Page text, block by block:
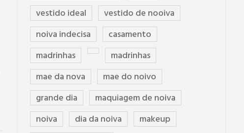
vestido ideal
vestido de nooiva
noiva indecisa
casamento
madrinhas
madrinhas
mae da nova
mae do noivo
grande dia
maquiagem de noiva
noiva
dia da noiva
makeup